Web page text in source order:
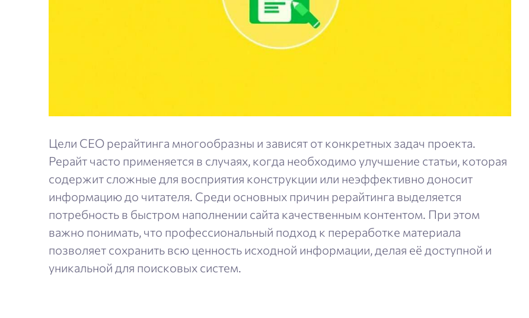
Цели СЕО рерайтинга многообразны и зависят от конкретных задач проекта.
Рерайт часто применяется в случаях, когда необходимо улучшение статьи, которая
содержит сложные для восприятия конструкции или неэффективно доносит
информацию до читателя. Среди основных причин рерайтинга выделяется
потребность в быстром наполнении сайта качественным контентом. При этом
важно понимать, что профессиональный подход к переработке материала
позволяет сохранить всю ценность исходной информации, делая её доступной и
уникальной для поисковых систем.